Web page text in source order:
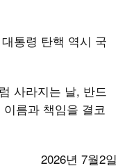
통령 탄핵 역시 국
사라지는 날, 반드
름과 책임을 결코
2026년 7월2일